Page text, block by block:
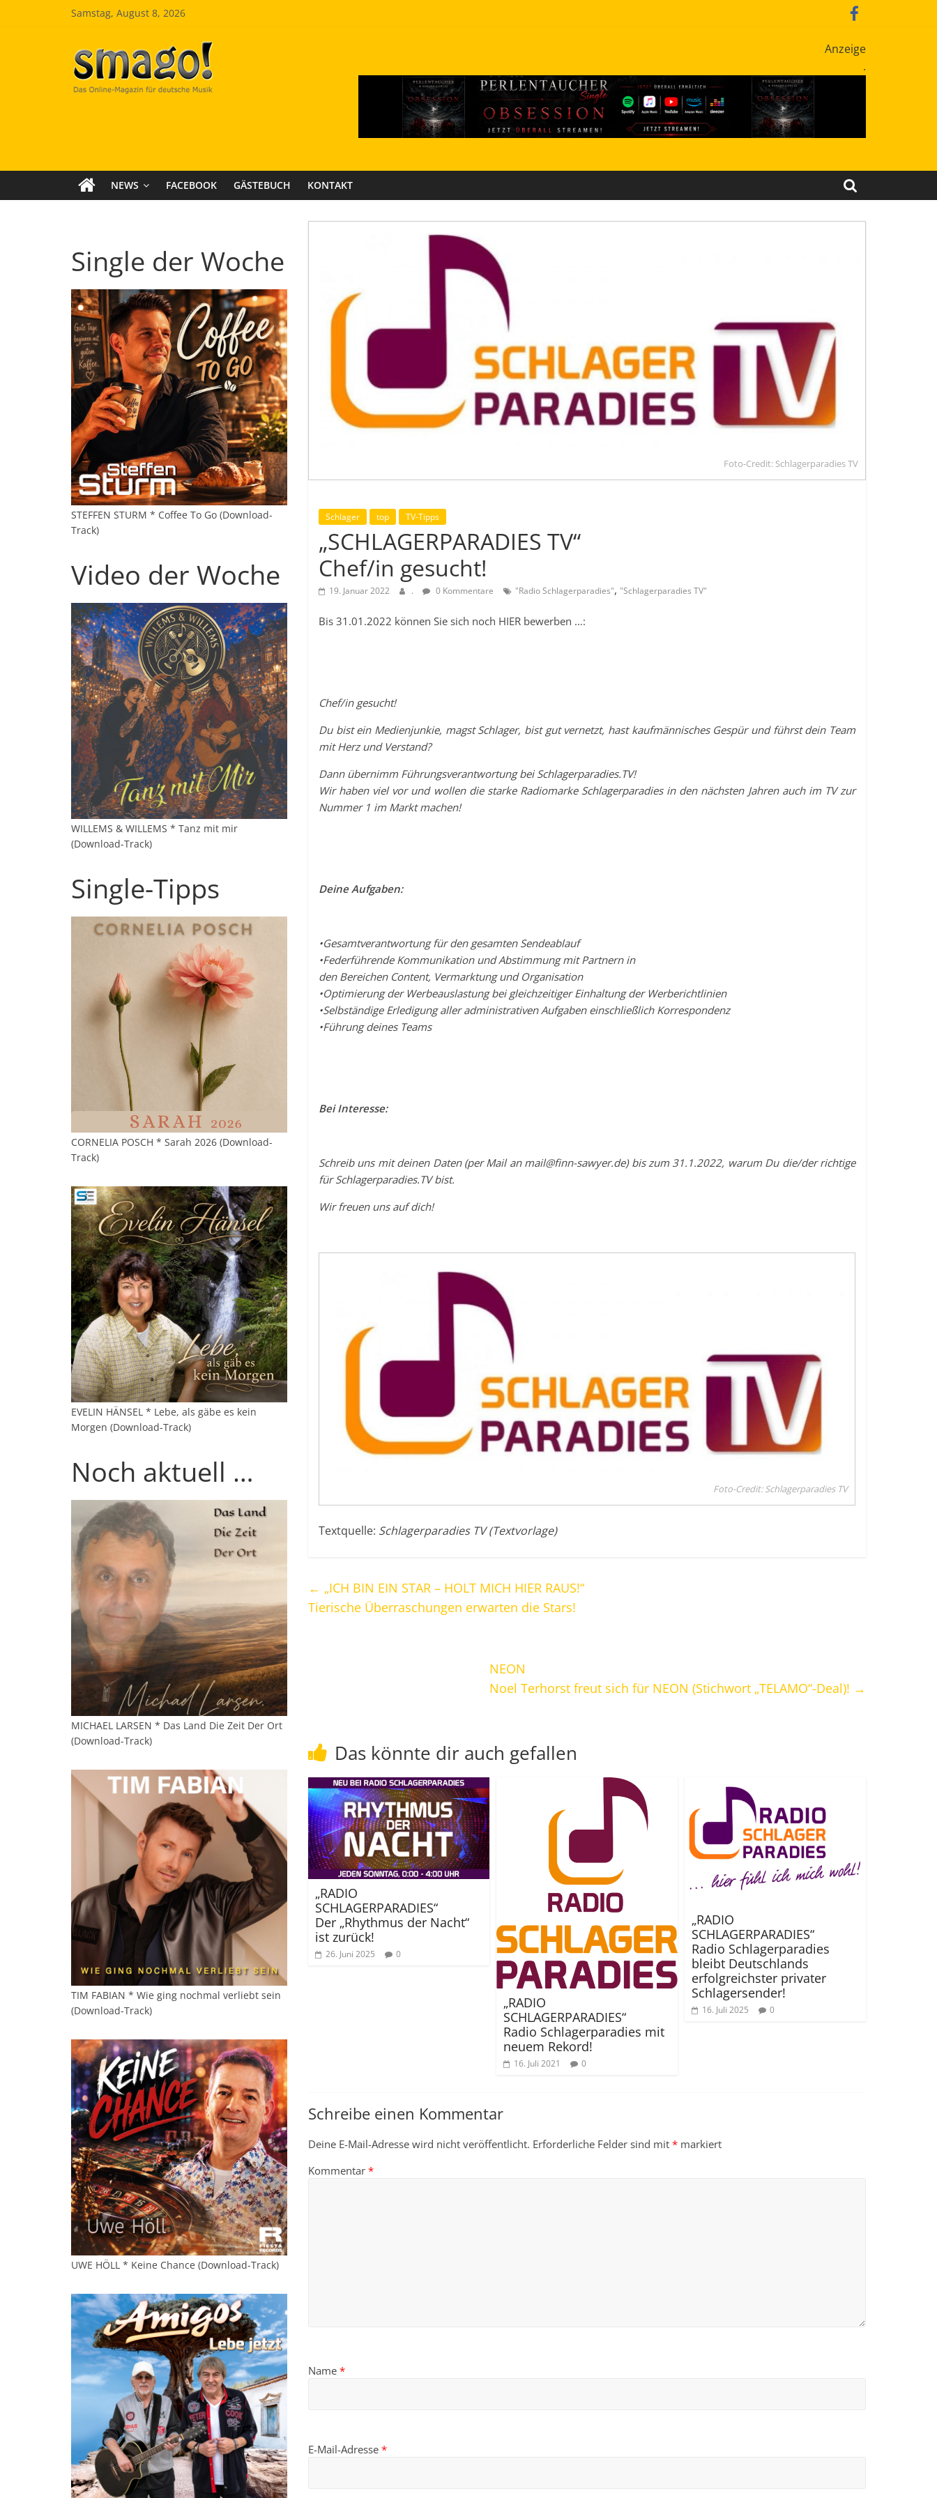
Samstag, August 8, 2026
Smago
SchlagerMAGazinOnline
Anzeige
.
NEWS FACEBOOK GÄSTEBUCH KONTAKT
Foto-Credit: Schlagerparadies TV
Schlager top TV-Tipps
„SCHLAGERPARADIES TV“
Chef/in gesucht!
19. Januar 2022 . 0 Kommentare "Radio Schlagerparadies", "Schlagerparadies TV"
Bis 31.01.2022 können Sie sich noch HIER bewerben …:
Chef/in gesucht!
Du bist ein Medienjunkie, magst Schlager, bist gut vernetzt, hast kaufmännisches Gespür und führst dein Team
mit Herz und Verstand?
Dann übernimm Führungsverantwortung bei Schlagerparadies.TV!
Wir haben viel vor und wollen die starke Radiomarke Schlagerparadies in den nächsten Jahren auch im TV zur
Nummer 1 im Markt machen!
Deine Aufgaben:
•Gesamtverantwortung für den gesamten Sendeablauf
•Federführende Kommunikation und Abstimmung mit Partnern in
den Bereichen Content, Vermarktung und Organisation
•Optimierung der Werbeauslastung bei gleichzeitiger Einhaltung der Werberichtlinien
•Selbständige Erledigung aller administrativen Aufgaben einschließlich Korrespondenz
•Führung deines Teams
Bei Interesse:
Schreib uns mit deinen Daten (per Mail an mail@finn-sawyer.de) bis zum 31.1.2022, warum Du die/der richtige
für Schlagerparadies.TV bist.
Wir freuen uns auf dich!
Foto-Credit: Schlagerparadies TV
Textquelle: Schlagerparadies TV (Textvorlage)
← „ICH BIN EIN STAR – HOLT MICH HIER RAUS!“
Tierische Überraschungen erwarten die Stars!
NEON
Noel Terhorst freut sich für NEON (Stichwort „TELAMO“-Deal)! →
Das könnte dir auch gefallen
„RADIO
SCHLAGERPARADIES“
Der „Rhythmus der Nacht“
ist zurück!
26. Juni 2025 0
„RADIO
SCHLAGERPARADIES“
Radio Schlagerparadies mit
neuem Rekord!
16. Juli 2021 0
„RADIO
SCHLAGERPARADIES“
Radio Schlagerparadies
bleibt Deutschlands
erfolgreichster privater
Schlagersender!
16. Juli 2025 0
Schreibe einen Kommentar
Deine E-Mail-Adresse wird nicht veröffentlicht. Erforderliche Felder sind mit * markiert
Kommentar *
Name *
E-Mail-Adresse *
Single der Woche
STEFFEN STURM * Coffee To Go (Download-
Track)
Video der Woche
WILLEMS & WILLEMS * Tanz mit mir
(Download-Track)
Single-Tipps
CORNELIA POSCH * Sarah 2026 (Download-
Track)
EVELIN HÄNSEL * Lebe, als gäbe es kein
Morgen (Download-Track)
Noch aktuell …
MICHAEL LARSEN * Das Land Die Zeit Der Ort
(Download-Track)
TIM FABIAN * Wie ging nochmal verliebt sein
(Download-Track)
UWE HÖLL * Keine Chance (Download-Track)